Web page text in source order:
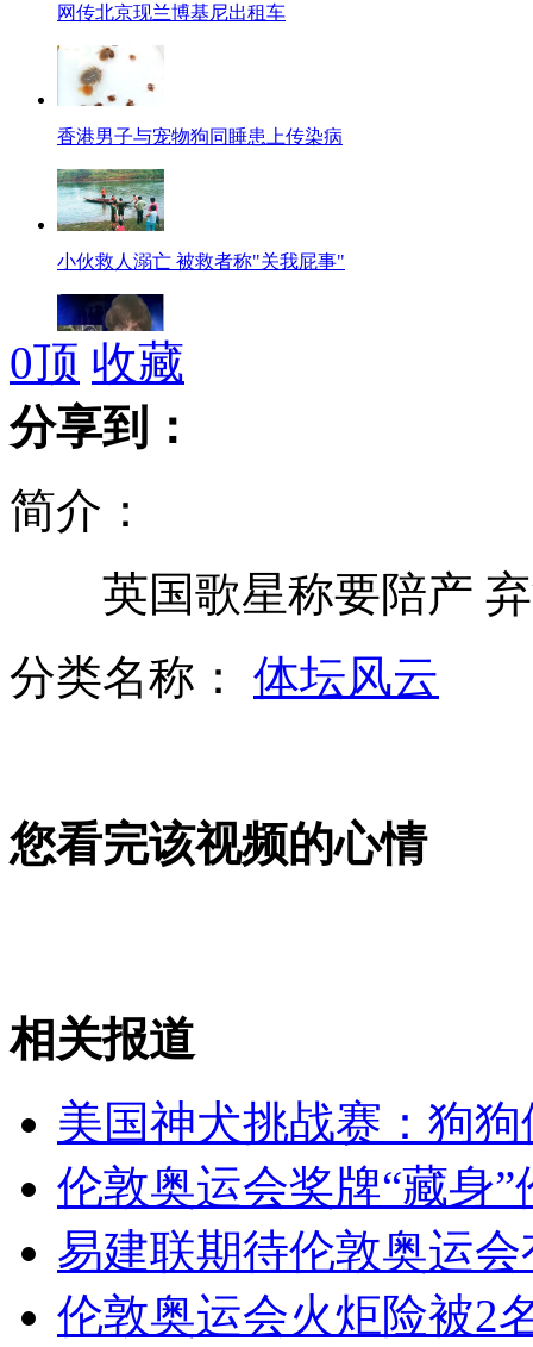
网传北京现兰博基尼出租车
香港男子与宠物狗同睡患上传染病
小伙救人溺亡 被救者称"关我屁事"
流浪汉假扮房客入住豪华酒店
有关阿拉法特死因的三种猜测
女孩北京地铁殴打老人 痛下狠手拳打脚踢
无痛分娩是否安全 医生回应
0顶 收藏
分享到：
简介：
英国歌星称要陪产 弃
分类名称： 体坛风云
您看完该视频的心情
相关报道
美国神犬挑战赛：狗狗
伦敦奥运会奖牌“藏身”
易建联期待伦敦奥运
伦敦奥运会火炬险被2